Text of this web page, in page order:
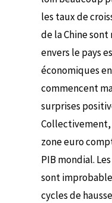
les taux de
de la Chine
envers le pays
économiques
commencent
surprises
Collectivement,
zone euro
PIB mondial.
sont
cycles de